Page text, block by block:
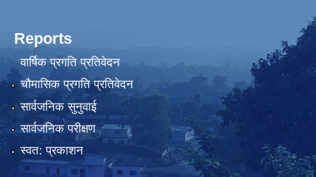
Reports
वार्षिक प्रगति प्रतिवेदन
चौमासिक प्रगति प्रतिवेदन
सार्वजनिक सुनुवाई
सार्वजनिक परीक्षण
स्वत: प्रकाशन